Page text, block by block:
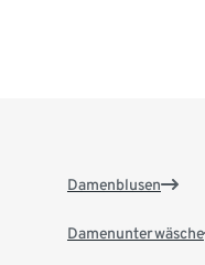
Damenblusen
Damenunterwäsche